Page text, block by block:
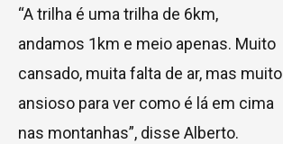
“A trilha é uma trilha de 6km,
andamos 1km e meio apenas. Muito
cansado, muita falta de ar, mas muito
ansioso para ver como é lá em cima
nas montanhas”, disse Alberto.